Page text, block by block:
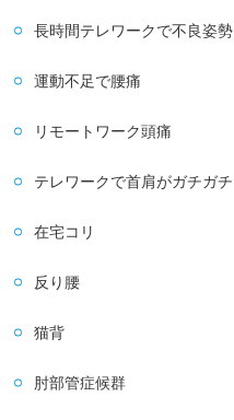
長時間テレワークで不良姿勢
運動不足で腰痛
リモートワーク頭痛
テレワークで首肩がガチガチ
在宅コリ
反り腰
猫背
肘部管症候群